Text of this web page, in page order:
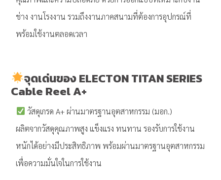
ช่าง งานโรงงาน รวมถึงงานภาคสนามที่ต้องการอุปกรณ์ที่
พร้อมใช้งานตลอดเวลา
จุดเด่นของ ELECTON TITAN SERIES
Cable Reel A+
วัสดุเกรด A+ ผ่านมาตรฐานอุตสาหกรรม (มอก.)
ผลิตจากวัสดุคุณภาพสูง แข็งแรง ทนทาน รองรับการใช้งาน
หนักได้อย่างมีประสิทธิภาพ พร้อมผ่านมาตรฐานอุตสาหกรรม
เพื่อความมั่นใจในการใช้งาน